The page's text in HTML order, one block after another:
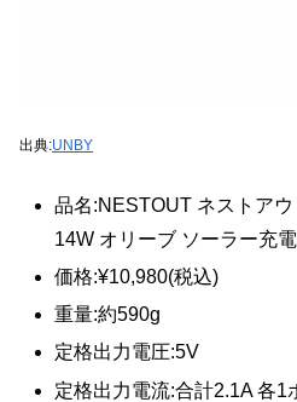
出典:UNBY
品名:NESTOUT ネストア
14W オリーブ ソーラー充
価格:¥10,980(税込)
重量:約590g
定格出力電圧:5V
定格出力電流:合計2.1A 各